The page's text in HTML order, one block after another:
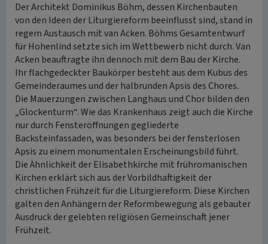
Der Architekt Dominikus Böhm, dessen Kirchenbauten
von den Ideen der Liturgiereform beeinflusst sind, stand in
regem Austausch mit van Acken. Böhms Gesamtentwurf
für Hohenlind setzte sich im Wettbewerb nicht durch. Van
Acken beauftragte ihn dennoch mit dem Bau der Kirche.
Ihr flachgedeckter Baukörper besteht aus dem Kubus des
Gemeinderaumes und der halbrunden Apsis des Chores.
Die Mauerzungen zwischen Langhaus und Chor bilden den
„Glockenturm“. Wie das Krankenhaus zeigt auch die Kirche
nur durch Fensteröffnungen gegliederte
Backsteinfassaden, was besonders bei der fensterlosen
Apsis zu einem monumentalen Erscheinungsbild führt.
Die Ähnlichkeit der Elisabethkirche mit frühromanischen
Kirchen erklärt sich aus der Vorbildhaftigkeit der
christlichen Frühzeit für die Liturgiereform. Diese Kirchen
galten den Anhängern der Reformbewegung als gebauter
Ausdruck der gelebten religiösen Gemeinschaft jener
Frühzeit.